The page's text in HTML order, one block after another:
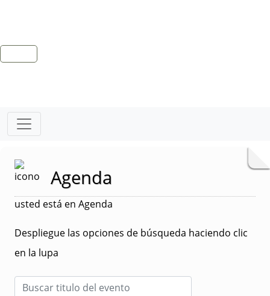
Agenda
usted está en Agenda
Despliegue las opciones de búsqueda haciendo clic
en la lupa